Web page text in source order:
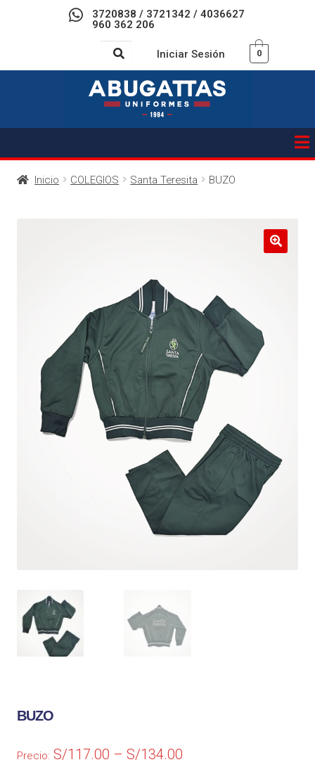
3720838 / 3721342 / 4036627
960 362 206
Iniciar Sesión 0
Inicio COLEGIOS Santa Teresita BUZO
BUZO
Precio: S/117.00 –S/134.00